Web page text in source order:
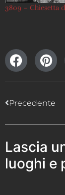
3809 – Chiesetta
Precedente
Lascia
luoghi e